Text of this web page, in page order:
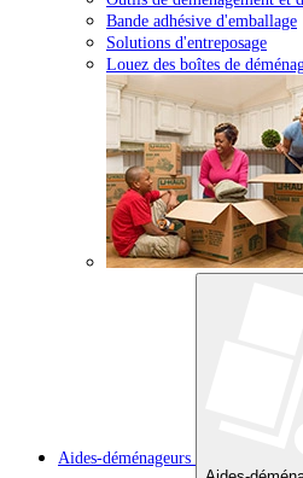
Bande adhésive d'emballage
Solutions d'entreposage
Louez des boîtes de
Aides-déménageurs